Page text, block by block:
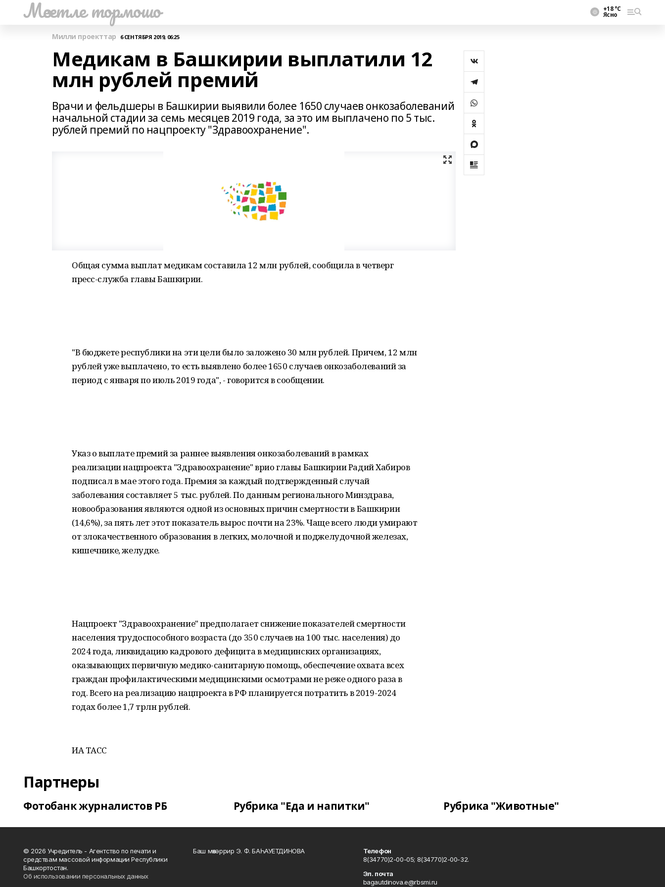
Мәсетле тормошо +18 °С
Ясно
Милли проекттар 6 СЕНТЯБРЯ 2019, 06:25
Медикам в Башкирии выплатили 12
млн рублей премий
Врачи и фельдшеры в Башкирии выявили более 1650 случаев онкозаболеваний
начальной стадии за семь месяцев 2019 года, за это им выплачено по 5 тыс.
рублей премий по нацпроекту "Здравоохранение".
Общая сумма выплат медикам составила 12 млн рублей, сообщила в четверг
пресс-служба главы Башкирии.
"В бюджете республики на эти цели было заложено 30 млн рублей. Причем, 12 млн
рублей уже выплачено, то есть выявлено более 1650 случаев онкозаболеваний за
период с января по июль 2019 года", - говорится в сообщении.
Указ о выплате премий за раннее выявления онкозаболеваний в рамках
реализации нацпроекта "Здравоохранение" врио главы Башкирии Радий Хабиров
подписал в мае этого года. Премия за каждый подтвержденный случай
заболевания составляет 5 тыс. рублей. По данным регионального Минздрава,
новообразования являются одной из основных причин смертности в Башкирии
(14,6%), за пять лет этот показатель вырос почти на 23%. Чаще всего люди умирают
от злокачественного образования в легких, молочной и поджелудочной железах,
кишечнике, желудке.
Нацпроект "Здравоохранение" предполагает снижение показателей смертности
населения трудоспособного возраста (до 350 случаев на 100 тыс. населения) до
2024 года, ликвидацию кадрового дефицита в медицинских организациях,
оказывающих первичную медико-санитарную помощь, обеспечение охвата всех
граждан профилактическими медицинскими осмотрами не реже одного раза в
год. Всего на реализацию нацпроекта в РФ планируется потратить в 2019-2024
годах более 1,7 трлн рублей.
ИА ТАСС
Партнеры
Фотобанк журналистов РБ Рубрика "Еда и напитки" Рубрика "Животные"
© 2026 Учредитель - Агентство по печати и
средствам массовой информации Республики
Башкортостан.
Об использовании персональных данных
Баш мөхәррир Э. Ф. БАҺАУЕТДИНОВА
Телефон
8(34770)2-00-05; 8(34770)2-00-32.
Эл. почта
bagautdinova.e@rbsmi.ru